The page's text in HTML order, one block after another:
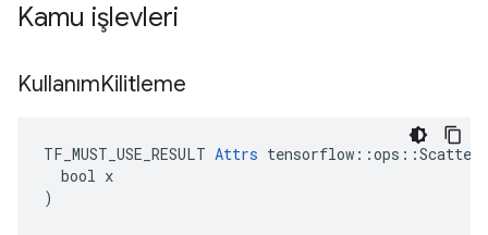
Kamu işlevleri
KullanımKilitleme
TF_MUST_USE_RESULT Attrs
  bool x
)